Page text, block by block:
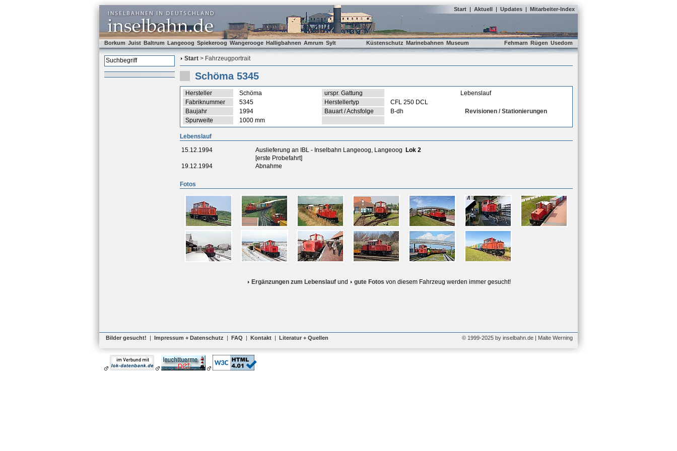
Start | Aktuell | Updates | Mitarbeiter-Index
Borkum Juist Baltrum Langeoog Spiekeroog Wangerooge Halligbahnen Amrum Sylt Küstenschutz Marinebahnen Museum Fehmarn Rügen Usedom
Start > Fahrzeugportrait
Schöma 5345
Hersteller Schöma urspr. Gattung
Lebenslauf
Fabriknummer
5345 Herstellertyp
CFL 250 DCL
Baujahr
1994 Bauart / Achsfolge B-dh
Revisionen / Stationierungen
Spurweite
1000 mm
Lebenslauf
15.12.1994
Auslieferung an IBL - Inselbahn Langeoog, Langeoog
Lok 2
[erste Probefahrt]
19.12.1994
Abnahme
Fotos
Ergänzungen zum Lebenslauf und gute Fotos von diesem Fahrzeug werden immer gesucht!
Bilder gesucht! | Impressum + Datenschutz | FAQ | Kontakt | Literatur + Quellen © 1999-2025 by inselbahn.de | Malte Werning